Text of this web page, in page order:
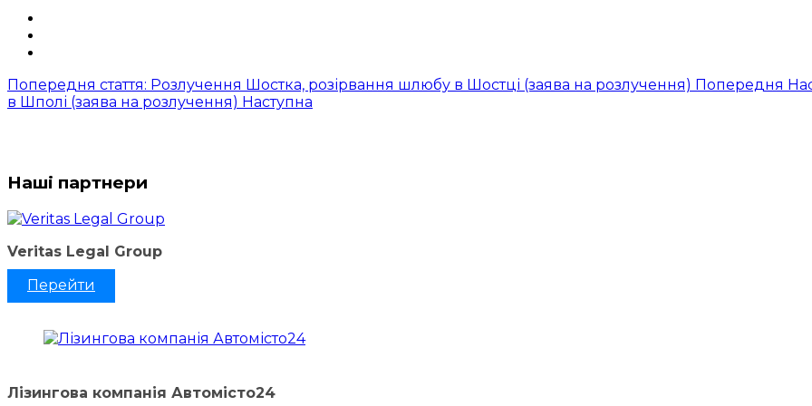
Попередня стаття: Розлучення Шостка, розірвання шлюбу в Шостці (заява на розлучення) Попередня
в Шполі (заява на розлучення) Наступна
Наші партнери
Veritas Legal Group
Перейти
Лізингова компанія Автомісто24